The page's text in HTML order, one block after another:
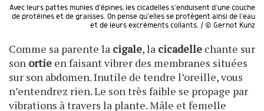
Avec leurs pattes munies d’épines, les cicadelles s’enduisent d’une couche
de protéines et de graisses. On pense qu’elles se protègent ainsi de l’eau
et de leurs excréments collants. / © Gernot Kunz
Comme sa parente la cigale, la cicadelle chante sur
son ortie en faisant vibrer des membranes situées
sur son abdomen. Inutile de tendre l’oreille, vous
n’entendrez rien. Le son très faible se propage par
vibrations à travers la plante. Mâle et femelle